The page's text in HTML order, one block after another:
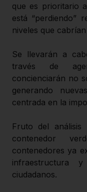
que es prioritario
está “perdiendo”
niveles que
Se llevarán a
través de
concienciarán no
generando
centrada en la
Fruto del análisis
contenedor
contenedores ya
infraestructura
ciudadanos.